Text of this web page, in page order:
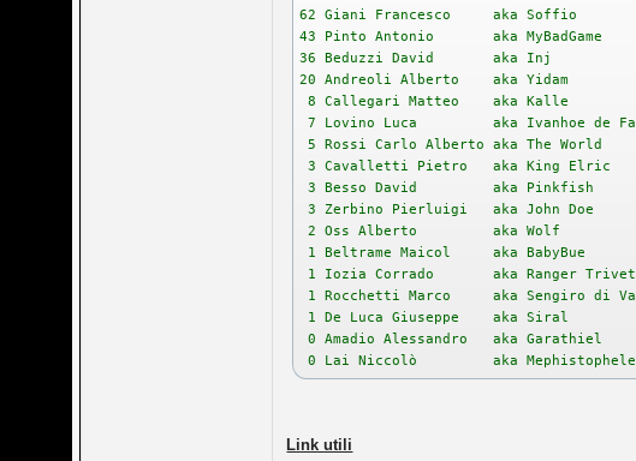
62 Giani Francesco aka Soffio
43 Pinto Antonio aka MyBadGame
36 Beduzzi David aka Inj
20 Andreoli Alberto aka Yidam
8 Callegari Matteo aka Kalle
7 Lovino Luca aka Ivanhoe de
5 Rossi Carlo Alberto aka The World
3 Cavalletti Pietro aka King Elric
3 Besso David aka Pinkfish
3 Zerbino Pierluigi aka John Doe
2 Oss Alberto aka Wolf
1 Beltrame Maicol aka BabyBue
1 Iozia Corrado aka Ranger
1 Rocchetti Marco aka Sengiro di
1 De Luca Giuseppe aka Siral
0 Amadio Alessandro aka Garathiel
0 Lai Niccolò aka
Link utili